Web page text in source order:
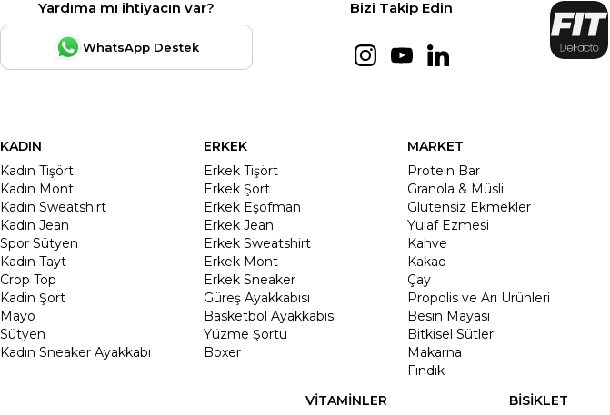
Yardıma mı ihtiyacın var?
WhatsApp Destek
Bizi Takip Edin
KADIN
Kadın Tişört
Kadın Mont
Kadın Sweatshirt
Kadın Jean
Spor Sütyen
Kadın Tayt
Crop Top
Kadin Şort
Mayo
Sütyen
Kadın Sneaker Ayakkabı
ERKEK
Erkek Tişört
Erkek Şort
Erkek Eşofman
Erkek Jean
Erkek Sweatshirt
Erkek Mont
Erkek Sneaker
Güreş Ayakkabısı
Basketbol Ayakkabısı
Yüzme Şortu
Boxer
MARKET
Protein Bar
Granola & Müsli
Glutensiz Ekmekler
Yulaf Ezmesi
Kahve
Kakao
Çay
Propolis ve Arı Ürünleri
Besin Mayası
Bitkisel Sütler
Makarna
Fındık
VİTAMİNLER
BİSİKLET